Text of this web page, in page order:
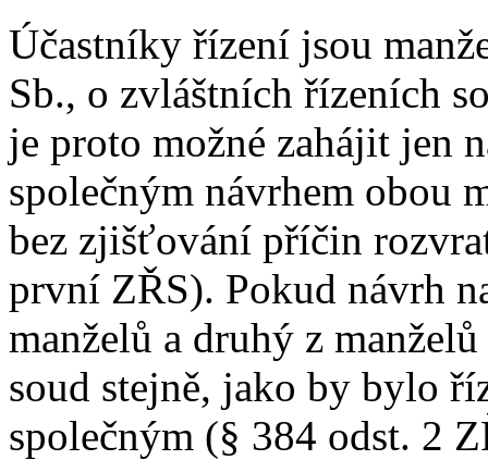
Účastníky řízení jsou
Sb., o zvláštních řízeních
je proto možné zahájit jen
společným návrhem obou
bez zjišťování příčin
první ZŘS). Pokud návrh
manželů a druhý z
soud stejně, jako by bylo
společným (§ 384 odst. 2